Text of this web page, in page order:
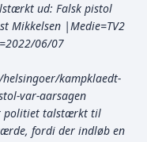
ud: Falsk pistol
Mikkelsen |Medie=TV2
06/07
kampklaedt-
var-aarsagen
politiet talstærkt til
fordi der indløb en